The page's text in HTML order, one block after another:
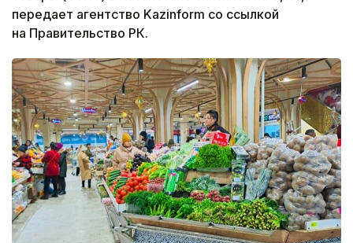
передает агентство Kazinform со ссылкой
на Правительство РК.